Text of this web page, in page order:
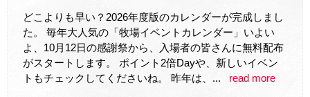
どこよりも早い？2026年度版のカレンダーが完成しまし
た。 毎年大人気の「牧場イベントカレンダー」いよい
よ、10月12日の感謝祭から、入場者の皆さんに無料配布
がスタートします。 ポイント2倍Dayや、新しいイベン
トもチェックしてくださいね。 昨年は、...
read more